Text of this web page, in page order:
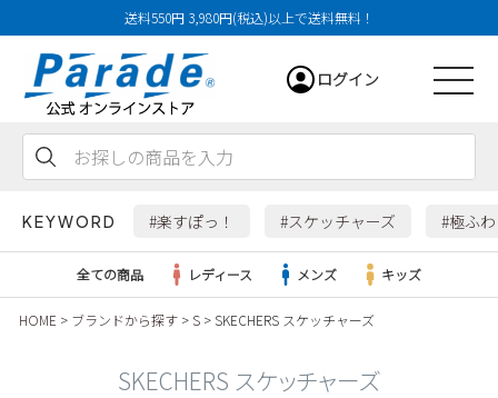
送料550円 3,980円(税込)以上で送料無料！
ログイン
KEYWORD #楽すぽっ！ #スケッチャーズ #極ふ
全ての商品 レディース メンズ キッズ
HOME ブランドから探す S SKECHERS スケッチャーズ
SKECHERS スケッチャーズ